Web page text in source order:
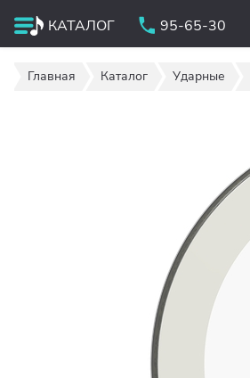
КАТАЛОГ 95-65-30
Главная Каталог Ударные